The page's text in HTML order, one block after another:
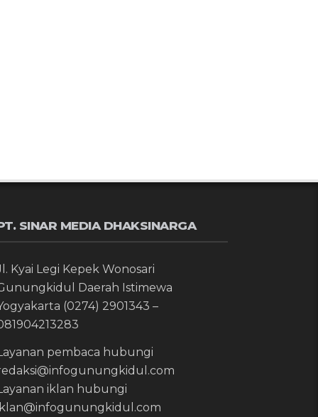
SINAR MEDIA DHAKSINARGA
Kyai Legi Kepek Wonosari
Daerah Istimewa
(0274) 2901343 –
pembaca hubungi
iklan hubungi